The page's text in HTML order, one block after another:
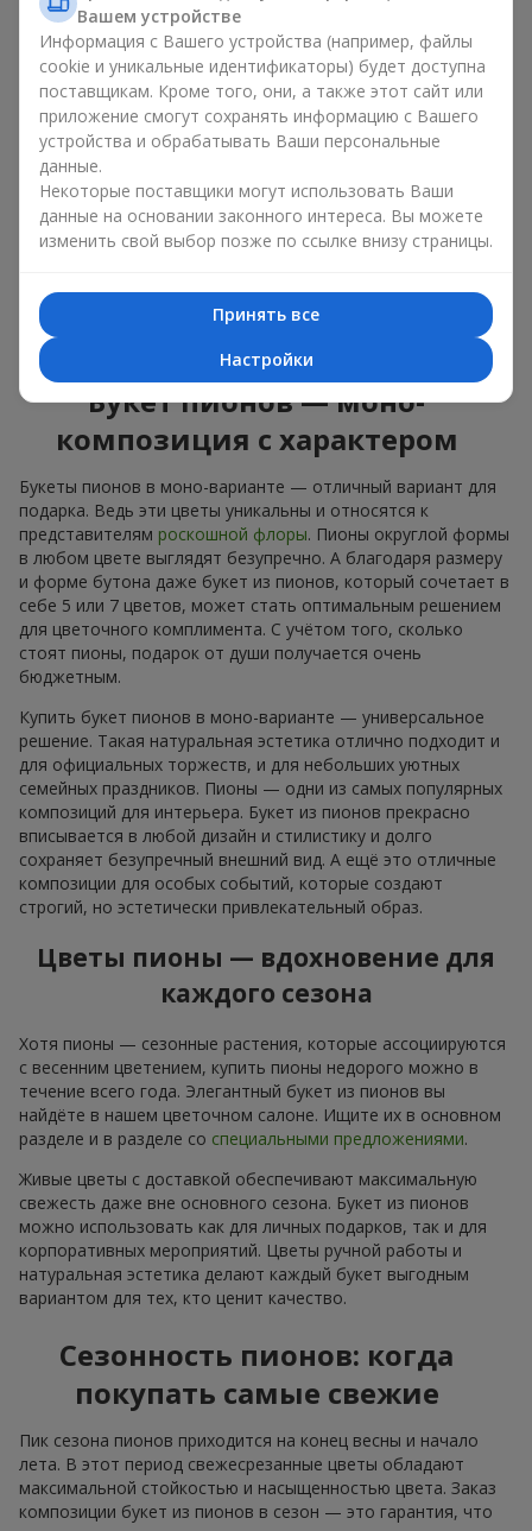
событий:
мягкие розовые оттенки — идеально подойдут, как
цветы на день рождения;
коралловые — романтический презент и цветы для
вдохновения любимой женщине;
белые пионы — универсальное решение как для
личного выразительного подарка, так и для изящного
варианта для корпоративных событий.
Выбирайте оригинальные дизайнерские букеты пионов или
цветочном салоне вы можете найти разнообразие живых
цветов с доставкой, чтобы ваш подарок с изысканным
ароматом оказался незабываемым.
Букет пионов — моно-
композиция с характером
Букеты пионов в моно-варианте — отличный вариант для
подарка. Ведь эти цветы уникальны и относятся к
представителям роскошной флоры. Пионы округлой формы
в любом цвете выглядят безупречно. А благодаря размеру
и форме бутона даже букет из пионов, который сочетает в
себе 5 или 7 цветов, может стать оптимальным решением
для цветочного комплимента. С учётом того, сколько
стоят пионы, подарок от души получается очень
бюджетным.
Купить букет пионов в моно-варианте — универсальное
решение. Такая натуральная эстетика отлично подходит и
для официальных торжеств, и для небольших уютных
семейных праздников. Пионы — одни из самых популярных
композиций для интерьера. Букет из пионов прекрасно
вписывается в любой дизайн и стилистику и долго
сохраняет безупречный внешний вид. А ещё это отличные
композиции для особых событий, которые создают
строгий, но эстетически привлекательный образ.
Цветы пионы — вдохновение для
каждого сезона
Хотя пионы — сезонные растения, которые ассоциируются
с весенним цветением, купить пионы недорого можно в
течение всего года. Элегантный букет из пионов вы
найдёте в нашем цветочном салоне. Ищите их в основном
разделе и в разделе со специальными предложениями.
Живые цветы с доставкой обеспечивают максимальную
свежесть даже вне основного сезона. Букет из пионов
можно использовать как для личных подарков, так и для
корпоративных мероприятий. Цветы ручной работы и
натуральная эстетика делают каждый букет выгодным
вариантом для тех, кто ценит качество.
Сезонность пионов: когда
покупать самые свежие
Пик сезона пионов приходится на конец весны и начало
лета. В этот период свежесрезанные цветы обладают
максимальной стойкостью и насыщенностью цвета. Заказ
композиции букет из пионов в сезон — это гарантия, что
Вашем устройстве
Информация с Вашего устройства (например, файлы
cookie и уникальные идентификаторы) будет доступна
поставщикам. Кроме того, они, а также этот сайт или
приложение смогут сохранять информацию с Вашего
устройства и обрабатывать Ваши персональные
данные.
Некоторые поставщики могут использовать Ваши
данные на основании законного интереса. Вы можете
изменить свой выбор позже по ссылке внизу страницы.
Принять все
Настройки